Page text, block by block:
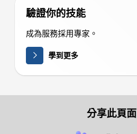
驗證你的技能
成為服務採用專家。
學到更多
分享此頁面